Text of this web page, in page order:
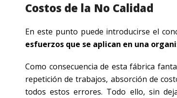
Costos de la No Calidad
En este punto puede introducirse el
esfuerzos que se aplican en una
Como consecuencia de esta fábrica
repetición de trabajos, absorción de
todos estos errores. Todo ello, sin